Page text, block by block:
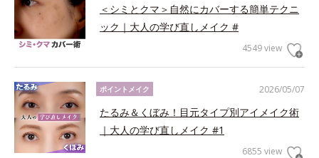
＜シミとクマ＞自然にカバーする簡単テクニ
ック｜大人の学び直しメイク #
4549 view
2026/05/07
ポイントメイク
たるみ＆くぼみ！目元タイプ別アイメイク術
｜大人の学び直しメイク #1
6855 view